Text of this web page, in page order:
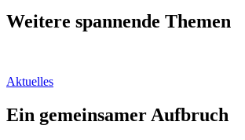
Weitere spannende Themen
Aktuelles
Ein gemeinsamer Aufbruch